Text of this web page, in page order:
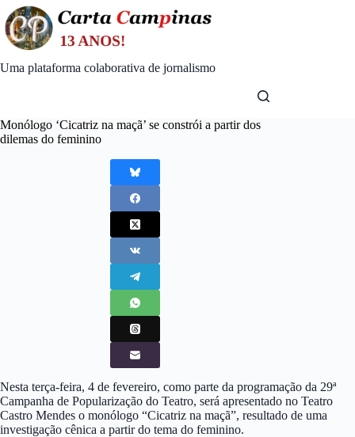
Skip
to
content
Uma plataforma colaborativa de jornalismo
Monólogo ‘Cicatriz na maçã’ se constrói a partir dos
dilemas do feminino
Nesta terça-feira, 4 de fevereiro, como parte da programação da 29ª
Campanha de Popularização do Teatro, será apresentado no Teatro
Castro Mendes o monólogo “Cicatriz na maçã”, resultado de uma
investigação cênica a partir do tema do feminino.